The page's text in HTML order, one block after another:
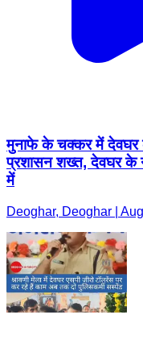
मुनाफे के चक्कर में देवघर
प्रशासन शख्त, देवघर के
में
Deoghar, Deoghar |